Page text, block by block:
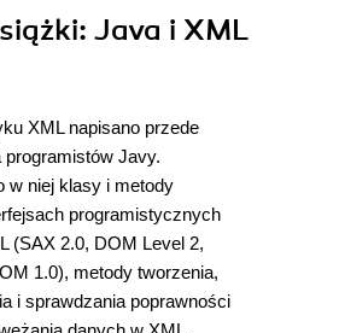
: Java i XML
XML napisano przede
Javy.
w niej klasy i metody
programistycznych
(SAX 2.0, DOM Level 2,
1.0), metody tworzenia,
i sprawdzania poprawności